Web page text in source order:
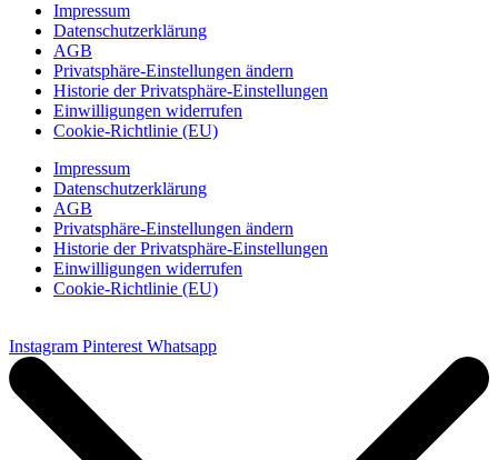
Impressum
Datenschutzerklärung
AGB
Privatsphäre-Einstellungen ändern
Historie der Privatsphäre-Einstellungen
Einwilligungen widerrufen
Cookie-Richtlinie (EU)
Impressum
Datenschutzerklärung
AGB
Privatsphäre-Einstellungen ändern
Historie der Privatsphäre-Einstellungen
Einwilligungen widerrufen
Cookie-Richtlinie (EU)
Instagram Pinterest Whatsapp